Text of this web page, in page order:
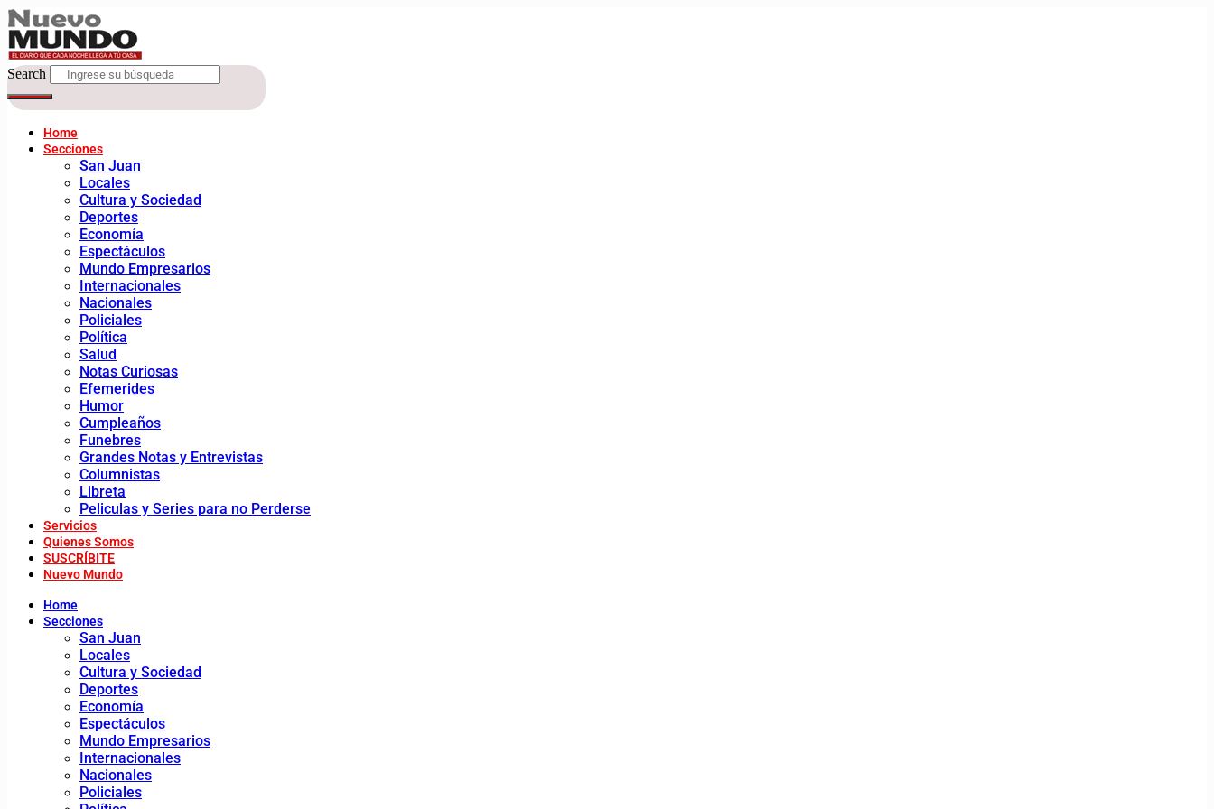
Search
Home
Secciones
San Juan
Locales
Cultura y Sociedad
Deportes
Economía
Espectáculos
Mundo Empresarios
Internacionales
Nacionales
Policiales
Política
Salud
Notas Curiosas
Efemerides
Humor
Cumpleaños
Funebres
Grandes Notas y Entrevistas
Columnistas
Libreta
Peliculas y Series para no Perderse
Servicios
Quienes Somos
SUSCRÍBITE
Nuevo Mundo
Home
Secciones
San Juan
Locales
Cultura y Sociedad
Deportes
Economía
Espectáculos
Mundo Empresarios
Internacionales
Nacionales
Policiales